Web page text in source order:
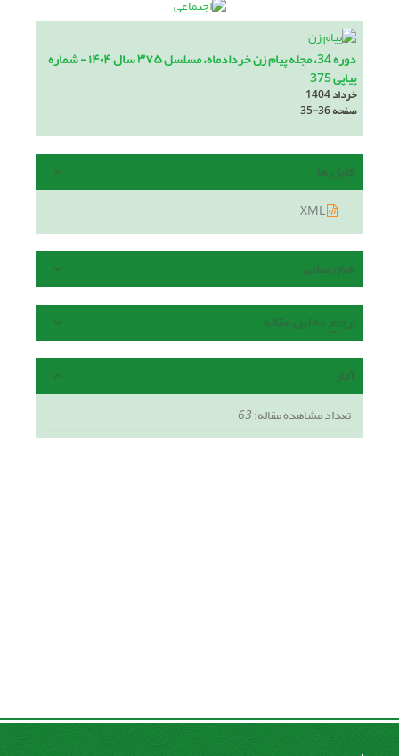
دوره 34، مجله پیام زن خردادماه، مسلسل ۳۷۵ سال ۱۴۰۴ - شماره
پیاپی 375
خرداد 1404
صفحه35-36
فایل ها
هم رسانی
ارجاع به این مقاله
آمار
تعداد مشاهده مقاله:63